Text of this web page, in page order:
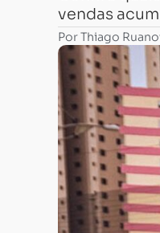
vendas
PorThiago